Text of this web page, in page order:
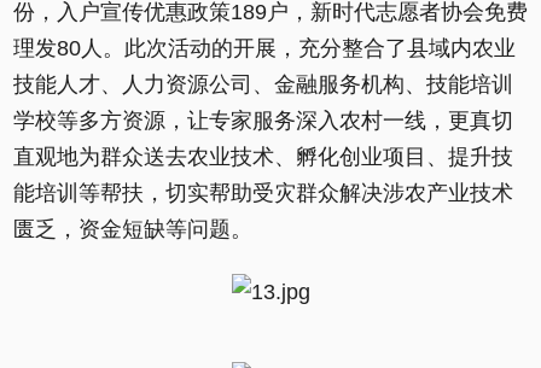
份，入户宣传优惠政策189户，新时代志愿者协会免费
理发80人。此次活动的开展，充分整合了县域内农业
技能人才、人力资源公司、金融服务机构、技能培训
学校等多方资源，让专家服务深入农村一线，更真切
直观地为群众送去农业技术、孵化创业项目、提升技
能培训等帮扶，切实帮助受灾群众解决涉农产业技术
匮乏，资金短缺等问题。